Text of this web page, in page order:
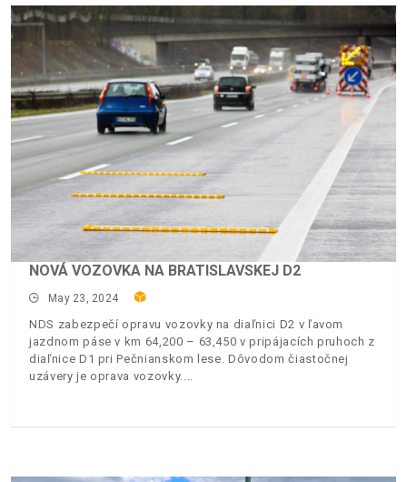
NOVÁ VOZOVKA NA BRATISLAVSKEJ D2
May 23, 2024
NDS zabezpečí opravu vozovky na diaľnici D2 v ľavom
jazdnom páse v km 64,200 – 63,450 v pripájacích pruhoch z
diaľnice D1 pri Pečnianskom lese. Dôvodom čiastočnej
uzávery je oprava vozovky.